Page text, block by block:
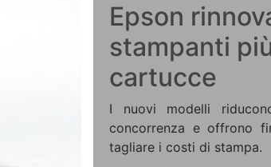
Epson
stampanti
cartucce
I nuovi modelli
concorrenza e offrono
tagliare i costi di stampa.